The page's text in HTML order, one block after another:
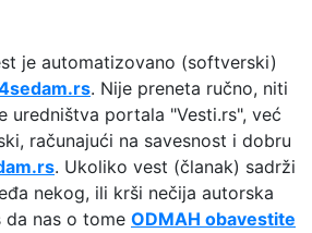
je automatizovano (softverski)
. Nije preneta ručno, niti
uredništva portala "Vesti.rs", već
računajući na savesnost i dobru
. Ukoliko vest (članak) sadrži
nekog, ili krši nečija autorska
da nas o tome ODMAH obavestite